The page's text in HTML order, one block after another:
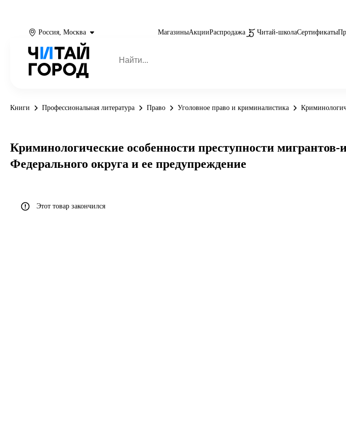
Россия, Москва МагазиныАкцииРаспродажа Читай-школаСертификаты
Книги Профессиональная литература Право Уголовное право и криминалистика
Криминологические особенности преступности
Федерального округа и ее предупреждение
Этот товар закончился